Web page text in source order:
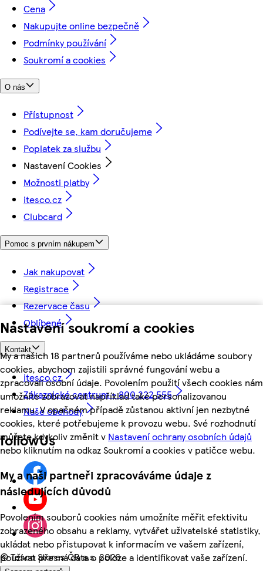
Nastavení soukromí a cookies
My a našich 18 partnerů používáme nebo ukládáme soubory
cookies, abychom zajistili správné fungování webu a
zpracovali osobní údaje. Povolením použití všech cookies nám
umožníte zobrazovat například také personalizovanou
reklamu. V opačném případě zůstanou aktivní jen nezbytné
cookies, které potřebujeme k provozu webu. Své rozhodnutí
můžete kdykoliv změnit v Nastavení ochrany osobních údajů
nebo kliknutím na odkaz Soukromí a cookies v patičce webu.
My a naši partneři zpracováváme údaje z
následujících důvodů
Povolením souborů cookies nám umožníte měřit efektivitu
zobrazeného obsahu a reklamy, vytvářet uživatelské statistiky,
ukládat nebo přistupovat k informacím ve vašem zařízení,
používat přesná data o poloze a identifikovat vaše zařízení.
Cena
Nakupujte online bezpečně
Podmínky používání
Soukromí a cookies
O nás
Přístupnost
Podívejte se, kam doručujeme
Poplatek za službu
Nastavení Cookies
Možnosti platby
itesco.cz
Clubcard
Pomoc s prvním nákupem
Jak nakupovat
Registrace
Rezervace času
Oblíbené
Kontakt
itesco.cz
Zákaznické centrum - 800 222 555
Naše obchody
followUs
©Tesco Stores ČR a.s. 2026